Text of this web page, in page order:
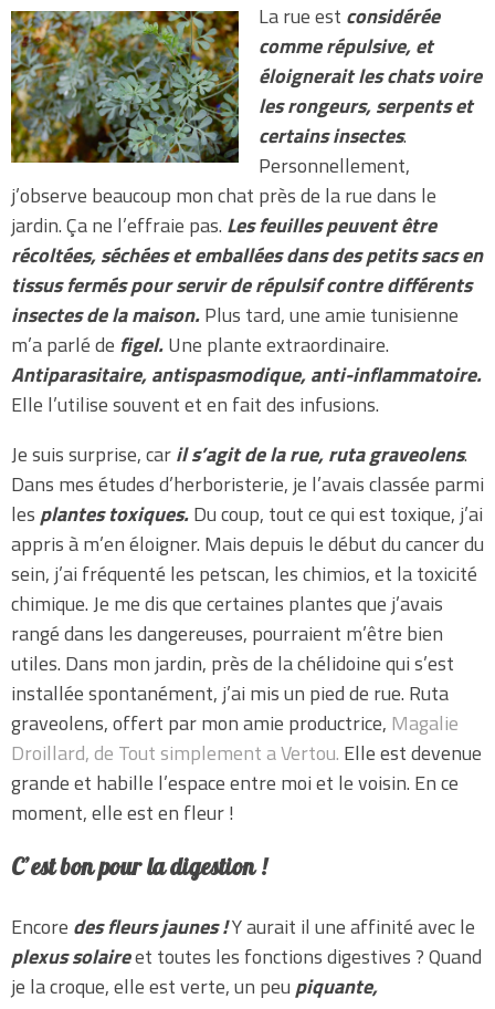
La rue est considérée
comme répulsive, et
éloignerait les chats voire
les rongeurs, serpents et
certains insectes.
Personnellement,
j’observe beaucoup mon chat près de la rue dans le
jardin. Ça ne l’effraie pas. Les feuilles peuvent être
récoltées, séchées et emballées dans des petits sacs en
tissus fermés pour servir de répulsif contre différents
insectes de la maison.Plus tard, une amie tunisienne
m’a parlé de figel.Une plante extraordinaire.
Antiparasitaire, antispasmodique, anti-inflammatoire.
Elle l’utilise souvent et en fait des infusions.
Je suis surprise, caril s’agit de la rue, ruta graveolens.
Dans mes études d’herboristerie, je l’avais classée parmi
les plantes toxiques.Du coup, tout ce qui est toxique, j’ai
appris à m’en éloigner. Mais depuis le début du cancer du
sein, j’ai fréquenté les petscan, les chimios, et la toxicité
chimique. Je me dis que certaines plantes que j’avais
rangé dans les dangereuses, pourraient m’être bien
utiles. Dans mon jardin, près de la chélidoine qui s’est
installée spontanément, j’ai mis un pied de rue. Ruta
graveolens, offert par mon amie productrice, Magalie
Droillard, de Tout simplement a Vertou. Elle est devenue
grande et habille l’espace entre moi et le voisin. En ce
moment, elle est en fleur !
C’est bon pour la digestion !
Encore des fleurs jaunes !Y aurait il une affinité avec le
plexus solaireet toutes les fonctions digestives ? Quand
je la croque, elle est verte, un peupiquante,